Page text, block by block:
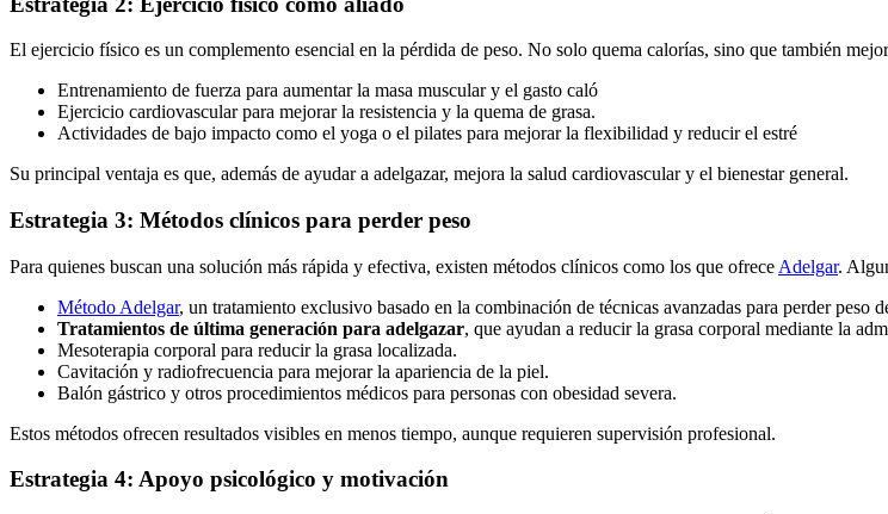
El ejercicio físico es un complemento esencial en la pérdida de peso. No solo quema calorías, sino que también
Entrenamiento de fuerza para aumentar la masa muscular y el gasto caló
Ejercicio cardiovascular para mejorar la resistencia y la quema de grasa.
Actividades de bajo impacto como el yoga o el pilates para mejorar la flexibilidad y reducir el estré
Su principal ventaja es que, además de ayudar a adelgazar, mejora la salud cardiovascular y el bienestar general.
Estrategia 3: Métodos clínicos para perder peso
Para quienes buscan una solución más rápida y efectiva, existen métodos clínicos como los que ofrece Adelgar.
Método Adelgar, un tratamiento exclusivo basado en la combinación de técnicas avanzadas para perder peso
Tratamientos de última generación para adelgazar, que ayudan a reducir la grasa corporal mediante la
Mesoterapia corporal para reducir la grasa localizada.
Cavitación y radiofrecuencia para mejorar la apariencia de la piel.
Balón gástrico y otros procedimientos médicos para personas con obesidad severa.
Estos métodos ofrecen resultados visibles en menos tiempo, aunque requieren supervisión profesional.
Estrategia 4: Apoyo psicológico y motivación